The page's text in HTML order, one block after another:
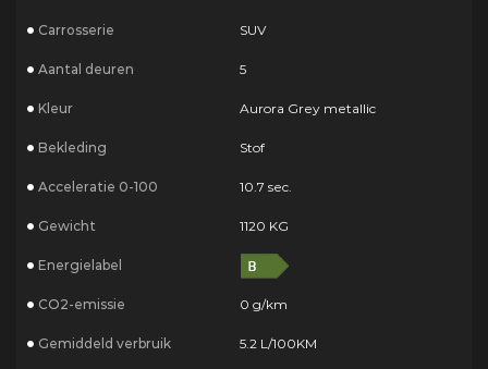
Carrosserie SUV
Aantal deuren 5
Kleur Aurora Grey metallic
Bekleding Stof
Acceleratie 0-100 10.7 sec.
Gewicht 1120 KG
Energielabel
CO2-emissie 0 g/km
Gemiddeld verbruik 5.2 L/100KM